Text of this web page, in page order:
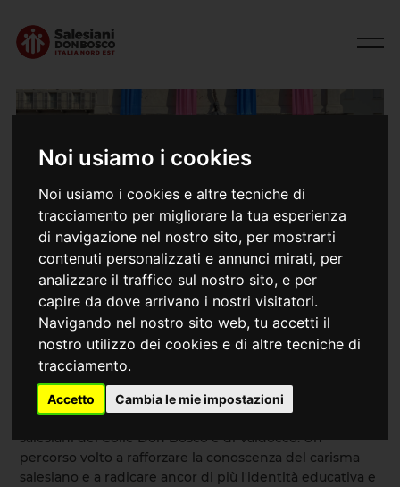
Noi usiamo i cookies
Noi usiamo i cookies e altre tecniche di
tracciamento per migliorare la tua esperienza
di navigazione nel nostro sito, per mostrarti
contenuti personalizzati e annunci mirati, per
analizzare il traffico sul nostro sito, e per
capire da dove arrivano i nostri visitatori.
Navigando nel nostro sito web, tu accetti il
nostro utilizzo dei cookies e di altre tecniche di
tracciamento.
Accetto Cambia le mie impostazioni
05/03/2025
Formazione neoassunti sui luoghi
salesiani
opere salesiane dell'Ispettoria San Marco hanno vissuto
un'intensa esperienza di formazione nei luoghi
salesiani del Colle Don Bosco e di Valdocco. Un
percorso volto a rafforzare la conoscenza del carisma
salesiano e a radicare ancor di più l'identità educativa e